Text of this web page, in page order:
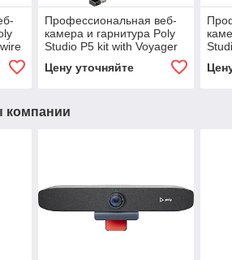
Профессиональная веб-
камера и гарнитура Poly
Studio P5 kit with Voyager
4220 UC (2200-87140-025)
Цену уточняйте
компании